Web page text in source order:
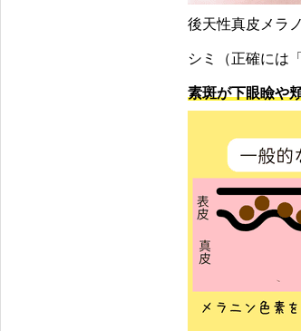
後天性真皮メラ
シミ（正確には
素斑が下眼瞼や